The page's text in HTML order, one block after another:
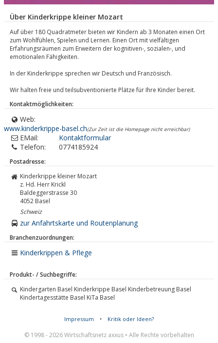
Über Kinderkrippe kleiner Mozart
Auf über 180 Quadratmeter bieten wir Kindern ab 3 Monaten einen Ort
zum Wohlfühlen, Spielen und Lernen. Einen Ort mit vielfältigen
Erfahrungsräumen zum Erweitern der kognitiven-, sozialen-, und
emotionalen Fähigkeiten.
In der Kinderkrippe sprechen wir Deutsch und Französisch.
Wir halten freie und teilsubventionierte Plätze für Ihre Kinder bereit.
Kontaktmöglichkeiten:
Web:
www.kinderkrippe-basel.ch(Zur Zeit ist die Homepage nicht erreichbar)
EMail:
Kontaktformular
Telefon:
0774185924
Postadresse:
Kinderkrippe kleiner Mozart
z. Hd. Herr Krickl
Baldeggerstrasse 30
4052 Basel
Schweiz
zur Anfahrtskarte und Routenplanung
Branchenzuordnungen:
Kinderkrippen & Pflege
Produkt- / Suchbegriffe:
Kindergarten Basel Kinderkrippe Basel Kinderbetreuung Basel
Kindertagesstätte Basel KiTa Basel
Impressum • Kritik oder Ideen?
© 1998 - 2026 Wirtschaftsnetz axxus • Alle Rechte vorbehalten